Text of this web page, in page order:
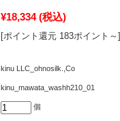
¥18,334 (税込)
[ポイント還元 183ポイント～]
kinu LLC_ohnosilk.,Co
kinu_mawata_washh210_01
個